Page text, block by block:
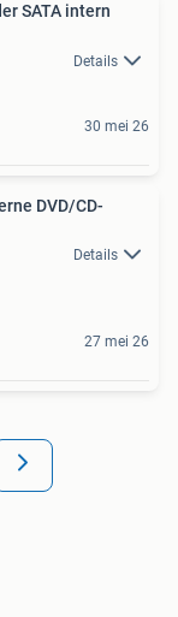
SATA intern
Details
30 mei 26
DVD/CD-
Details
27 mei 26